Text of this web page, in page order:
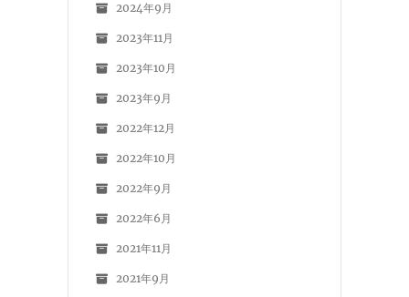
2024年9月
2023年11月
2023年10月
2023年9月
2022年12月
2022年10月
2022年9月
2022年6月
2021年11月
2021年9月